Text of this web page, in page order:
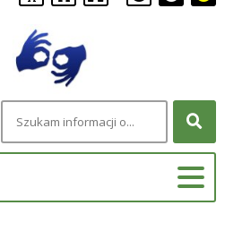
domyślnawiększanajwiększa
Szukana
fraza